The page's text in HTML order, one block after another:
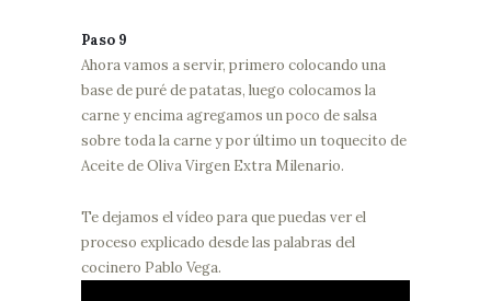
Paso 9
Ahora vamos a servir, primero colocando una
base de puré de patatas, luego colocamos la
carne y encima agregamos un poco de salsa
sobre toda la carne y por último un toquecito de
Aceite de Oliva Virgen Extra Milenario.
Te dejamos el vídeo para que puedas ver el
proceso explicado desde las palabras del
cocinero Pablo Vega.